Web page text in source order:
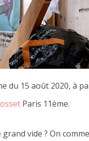
du 15 août 2020, à
Paris 11ème.
grand vide ? On
se sont emerveillées à
certain plaisir
est sûrement celle que je
à travers des
le plus proche d'une
comme un artiste, si